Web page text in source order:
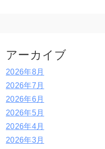
アーカイブ
2026年8月
2026年7月
2026年6月
2026年5月
2026年4月
2026年3月